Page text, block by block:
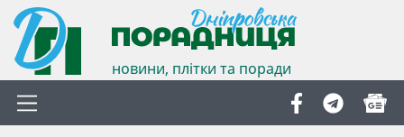
новини, плітки та поради